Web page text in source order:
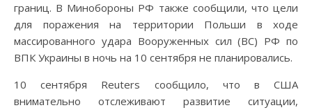
границ. В Минобороны РФ также сообщили, что цели
для поражения на территории Польши в ходе
массированного удара Вооруженных сил (ВС) РФ по
ВПК Украины в ночь на 10 сентября не планировались.
10 сентября Reuters сообщило, что в США
внимательно отслеживают развитие ситуации,